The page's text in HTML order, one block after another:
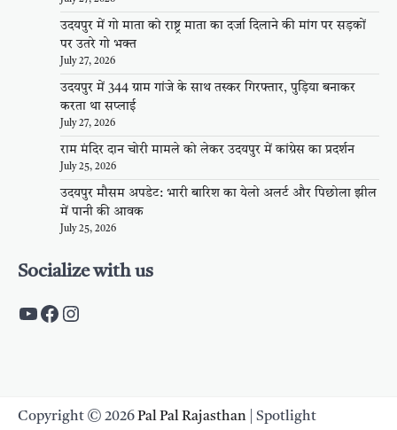
उदयपुर में गो माता को राष्ट्र माता का दर्जा दिलाने की मांग पर सड़कों
पर उतरे गो भक्त
July 27, 2026
उदयपुर में 344 ग्राम गांजे के साथ तस्कर गिरफ्तार, पुड़िया बनाकर
करता था सप्लाई
July 27, 2026
राम मंदिर दान चोरी मामले को लेकर उदयपुर में कांग्रेस का प्रदर्शन
July 25, 2026
उदयपुर मौसम अपडेट: भारी बारिश का येलो अलर्ट और पिछोला झील
में पानी की आवक
July 25, 2026
Socialize with us
https://www.youtube.com/c/
https://www.facebook.com/
Instagram
Copyright © 2026Pal Pal Rajasthan | Spotlight